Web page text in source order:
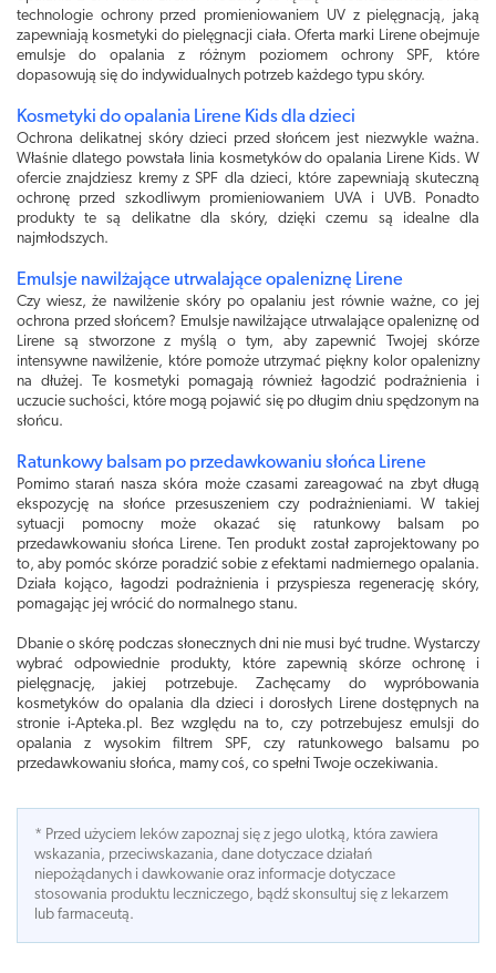
technologie ochrony przed promieniowaniem UV z pielęgnacją, jaką
zapewniają kosmetyki do pielęgnacji ciała. Oferta marki Lirene obejmuje
emulsje do opalania z różnym poziomem ochrony SPF, które
dopasowują się do indywidualnych potrzeb każdego typu skóry.
Kosmetyki do opalania Lirene Kids dla dzieci
Ochrona delikatnej skóry dzieci przed słońcem jest niezwykle ważna.
Właśnie dlatego powstała linia kosmetyków do opalania Lirene Kids. W
ofercie znajdziesz kremy z SPF dla dzieci, które zapewniają skuteczną
ochronę przed szkodliwym promieniowaniem UVA i UVB. Ponadto
produkty te są delikatne dla skóry, dzięki czemu są idealne dla
najmłodszych.
Emulsje nawilżające utrwalające opaleniznę Lirene
Czy wiesz, że nawilżenie skóry po opalaniu jest równie ważne, co jej
ochrona przed słońcem? Emulsje nawilżające utrwalające opaleniznę od
Lirene są stworzone z myślą o tym, aby zapewnić Twojej skórze
intensywne nawilżenie, które pomoże utrzymać piękny kolor opalenizny
na dłużej. Te kosmetyki pomagają również łagodzić podrażnienia i
uczucie suchości, które mogą pojawić się po długim dniu spędzonym na
słońcu.
Ratunkowy balsam po przedawkowaniu słońca Lirene
Pomimo starań nasza skóra może czasami zareagować na zbyt długą
ekspozycję na słońce przesuszeniem czy podrażnieniami. W takiej
sytuacji pomocny może okazać się ratunkowy balsam po
przedawkowaniu słońca Lirene. Ten produkt został zaprojektowany po
to, aby pomóc skórze poradzić sobie z efektami nadmiernego opalania.
Działa kojąco, łagodzi podrażnienia i przyspiesza regenerację skóry,
pomagając jej wrócić do normalnego stanu.
Dbanie o skórę podczas słonecznych dni nie musi być trudne. Wystarczy
wybrać odpowiednie produkty, które zapewnią skórze ochronę i
pielęgnację, jakiej potrzebuje. Zachęcamy do wypróbowania
kosmetyków do opalania dla dzieci i dorosłych Lirene dostępnych na
stronie i-Apteka.pl. Bez względu na to, czy potrzebujesz emulsji do
opalania z wysokim filtrem SPF, czy ratunkowego balsamu po
przedawkowaniu słońca, mamy coś, co spełni Twoje oczekiwania.
* Przed użyciem leków zapoznaj się z jego ulotką, która zawiera
wskazania, przeciwskazania, dane dotyczace działań
niepożądanych i dawkowanie oraz informacje dotyczace
stosowania produktu leczniczego, bądź skonsultuj się z lekarzem
lub farmaceutą.